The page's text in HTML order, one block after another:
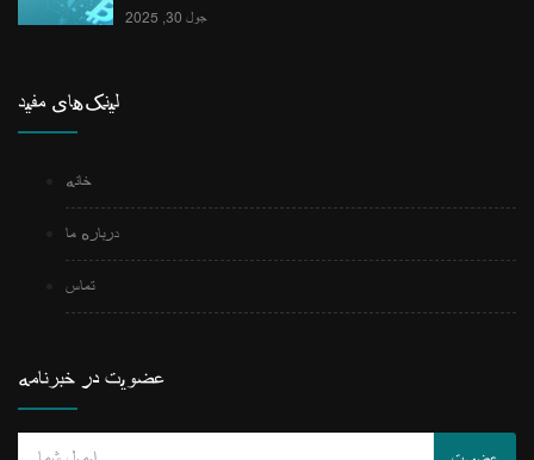
جول 30, 2025
لینک‌های مفید
خانه
درباره ما
تماس
عضویت در خبرنامه